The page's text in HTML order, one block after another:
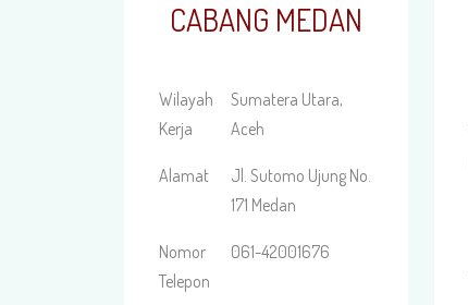
CABANG MEDAN
Wilayah
Kerja
Sumatera Utara,
Aceh
Alamat
Jl. Sutomo Ujung No.
171 Medan
Nomor
Telepon
061-42001676